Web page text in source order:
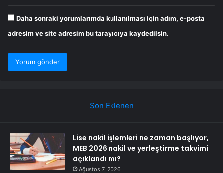
Daha sonraki yorumlarımda kullanılması için adım, e-posta
adresim ve site adresim bu tarayıcıya kaydedilsin.
Son Eklenen
Lise nakil işlemleri ne zaman başlıyor,
MEB 2026 nakil ve yerleştirme takvimi
açıklandı mı?
Ağustos 7, 2026